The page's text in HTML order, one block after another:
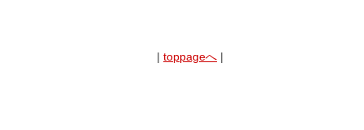
| toppageへ |